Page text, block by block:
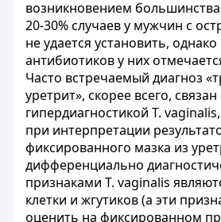
возникновением
20-30% случаев у мужчин с
не удается установить, однако
антибиотиков у них
Часто встречаемый диагноз
уретрит», скорее всего, связан
гипердиагностикой Т.
при интерпретации
фиксированного мазка из
дифференциально
признаками Т. vaginalis
клетки и жгутиков (а эти
оценить на фиксированном